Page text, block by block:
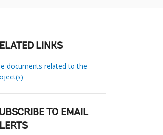
LINKS
documents related to the
TO EMAIL